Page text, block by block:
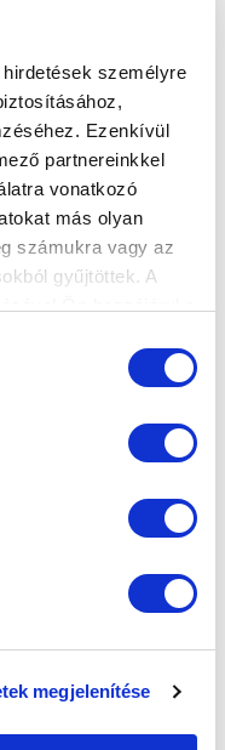
személyre
Ezenkívül
partnereinkkel
vonatkozó
más olyan
számukra vagy az
gyűjtöttek. A
megjelenítése